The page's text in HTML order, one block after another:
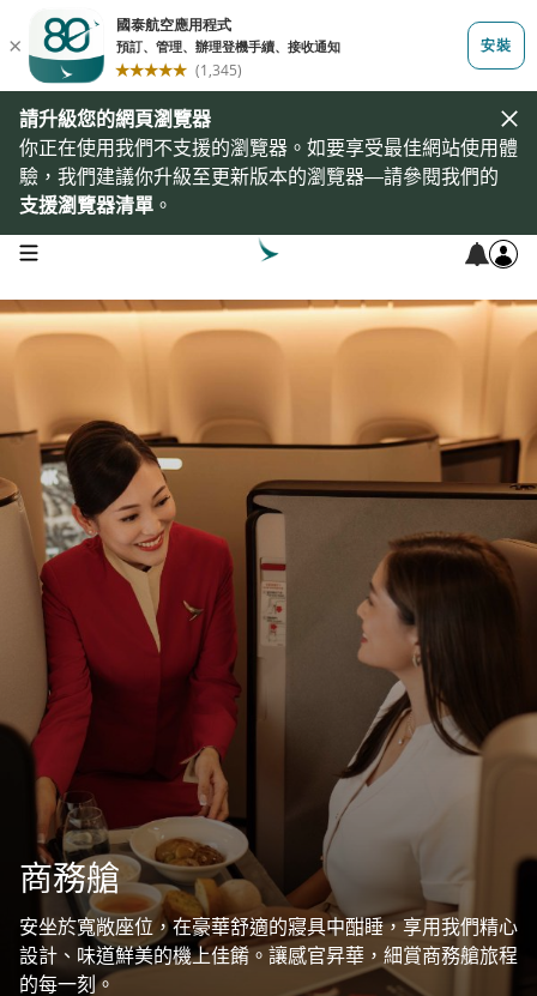
請升級您的網頁瀏覽器
你正在使用我們不支援的瀏覽器。如要享受最佳網站使用體
驗，我們建議你升級至更新版本的瀏覽器—請參閱我們的
支援瀏覽器清單 。
open navigation menu
商務艙
安坐於寬敞座位，在豪華舒適的寢具中酣睡，享用我們精心
設計、味道鮮美的機上佳餚。讓感官昇華，細賞商務艙旅程
的每一刻。